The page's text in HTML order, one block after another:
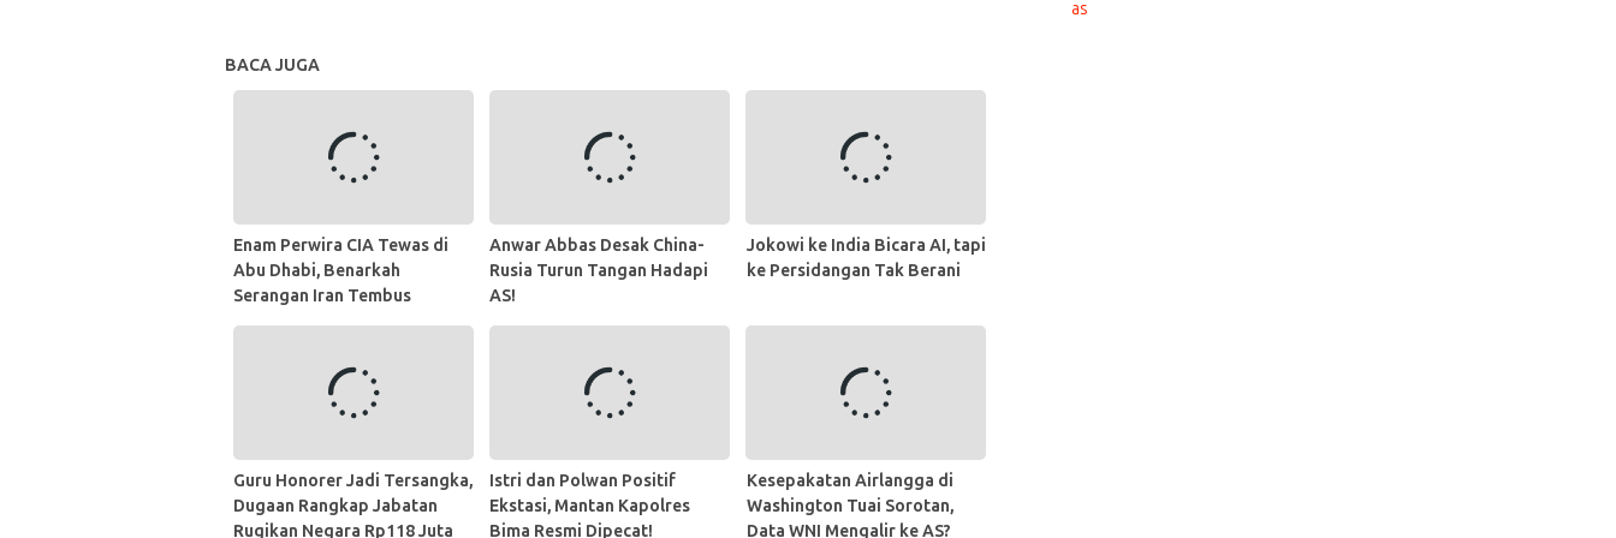
BACA JUGA
Enam Perwira CIA Tewas di
Abu Dhabi, Benarkah
Serangan Iran Tembus
Jantung UEA?
Anwar Abbas Desak China-
Rusia Turun Tangan Hadapi
AS!
Jokowi ke India Bicara AI, tapi
ke Persidangan Tak Berani
Guru Honorer Jadi Tersangka,
Dugaan Rangkap Jabatan
Rugikan Negara Rp118 Juta
Istri dan Polwan Positif
Ekstasi, Mantan Kapolres
Bima Resmi Dipecat!
Kesepakatan Airlangga di
Washington Tuai Sorotan,
Data WNI Mengalir ke AS?